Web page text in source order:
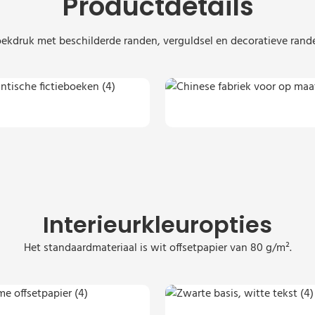
met beschilderde randen, verguldsel en decoratieve
Interieurkleuropties
Het standaardmateriaal is wit offsetpapier van 80 g/m².